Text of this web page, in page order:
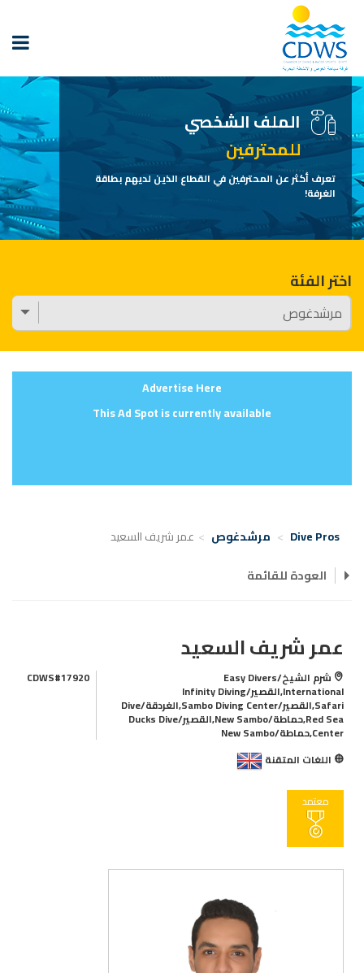
الملف الشخصي
للمحترفين
تعرف أكثر عن المحترفين في القطاع الذين لديهم بطاقة
الغرفة!
اختر الفئة
Advertise Here
This Ad Spot is currently available
Dive Pros مرشدغوص
عمر شريف السعيد
العودة للقائمة
عمر شريف السعيد
شرم الشيخ/Easy Divers
International,القصير/Infinity Diving
Safari,القصير/Sambo Diving Center,الغردقة/Dive
Red Sea,حماطة/New Sambo,القصير/Ducks Dive
Center,حماطة/New Sambo
CDWS#17920
اللغات المتقنة
معتمد